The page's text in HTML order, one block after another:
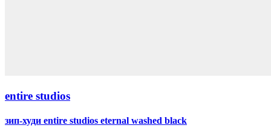
entire studios
зип-худи entire studios eternal washed black